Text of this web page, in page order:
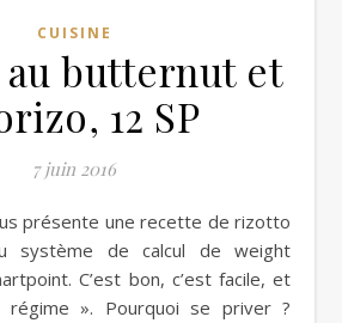
CUISINE
butternut et
12 SP
7 juin 2016
système de calcul de weight
C’est bon, c’est facile, et
régime ». Pourquoi se priver ?